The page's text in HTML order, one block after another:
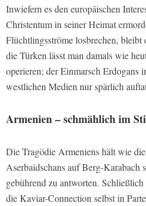
Inwiefern es den europäischen
Christentum in seiner Heimat
Flüchtlingsströme losbrechen,
die Türken lässt man damals wie
operieren; der Einmarsch Erdogans
westlichen Medien nur spärlich
Armenien – schmählich im
Die Tragödie Armeniens hält wie
Aserbaidschans auf Berg-Karabach
gebührend zu antworten.
die Kaviar-Connection selbst in